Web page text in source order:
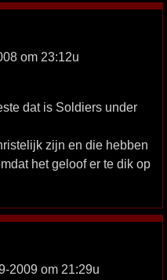
om 23:12u
dat is Soldiers under
zijn en die hebben
het geloof er te dik op
2009 om 21:29u